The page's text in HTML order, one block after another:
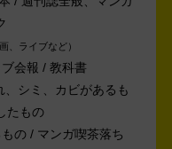
、ライブなど
会報 / 教科書
シミ、カビがあるも
たもの
の / マンガ喫茶落ち